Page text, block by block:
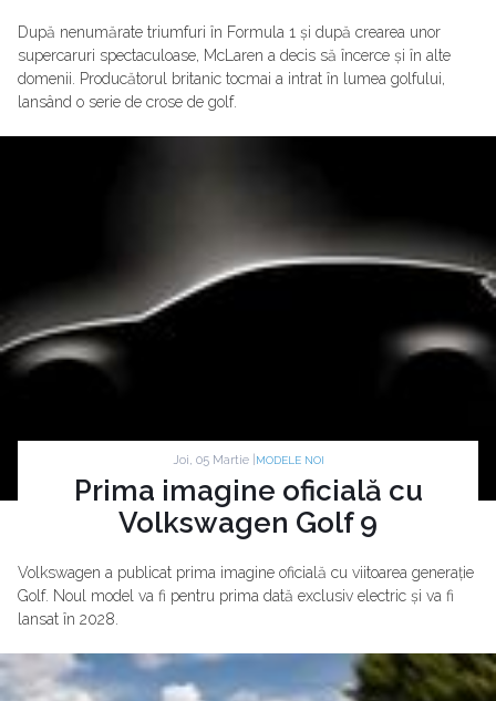
După nenumărate triumfuri în Formula 1 și după crearea unor
supercaruri spectaculoase, McLaren a decis să încerce și în alte
domenii. Producătorul britanic tocmai a intrat în lumea golfului,
lansând o serie de crose de golf.
Joi, 05 Martie | MODELE NOI
Prima imagine oficială cu
Volkswagen Golf 9
Volkswagen a publicat prima imagine oficială cu viitoarea generație
Golf. Noul model va fi pentru prima dată exclusiv electric și va fi
lansat în 2028.